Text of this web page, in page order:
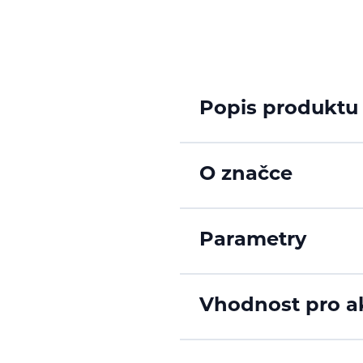
Popis produktu
O značce
Parametry
Vhodnost pro